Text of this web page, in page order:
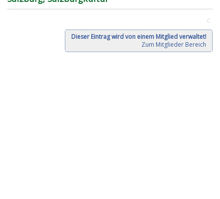
C
Dieser Eintrag wird von einem Mitglied verwaltet!
Zum Mitglieder Bereich